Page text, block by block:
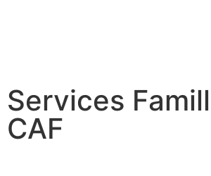
Services
CAF